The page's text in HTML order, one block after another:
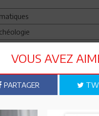
VOUS AVEZ
PARTAGER